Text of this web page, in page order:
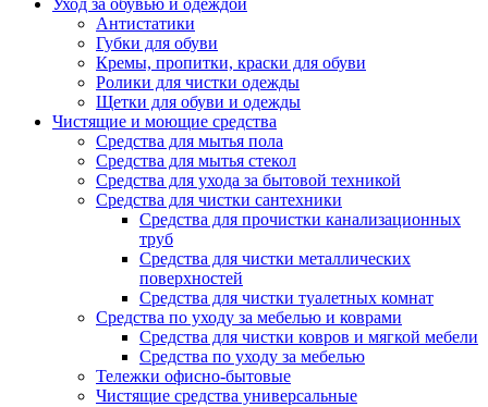
Уход за обувью и одеждой
Антистатики
Губки для обуви
Кремы, пропитки, краски для обуви
Ролики для чистки одежды
Щетки для обуви и одежды
Чистящие и моющие средства
Средства для мытья пола
Средства для мытья стекол
Средства для ухода за бытовой техникой
Средства для чистки сантехники
Средства для прочистки канализационных
труб
Средства для чистки металлических
поверхностей
Средства для чистки туалетных комнат
Средства по уходу за мебелью и коврами
Средства для чистки ковров и мягкой мебели
Средства по уходу за мебелью
Тележки офисно-бытовые
Чистящие средства универсальные